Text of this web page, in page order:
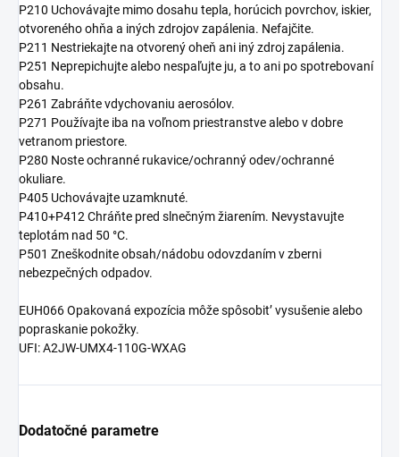
P210 Uchovávajte mimo dosahu tepla, horúcich povrchov, iskier,
otvoreného ohňa a iných zdrojov zapálenia. Nefajčite.
P211 Nestriekajte na otvorený oheň ani iný zdroj zapálenia.
P251 Neprepichujte alebo nespaľujte ju, a to ani po spotrebovaní
obsahu.
P261 Zabráňte vdychovaniu aerosólov.
P271 Používajte iba na voľnom priestranstve alebo v dobre
vetranom priestore.
P280 Noste ochranné rukavice/ochranný odev/ochranné
okuliare.
P405 Uchovávajte uzamknuté.
P410+P412 Chráňte pred slnečným žiarením. Nevystavujte
teplotám nad 50 °C.
P501 Zneškodnite obsah/nádobu odovzdaním v zberni
nebezpečných odpadov.
EUH066 Opakovaná expozícia môže spôsobit’ vysušenie alebo
popraskanie pokožky.
UFI: A2JW-UMX4-110G-WXAG
Dodatočné parametre